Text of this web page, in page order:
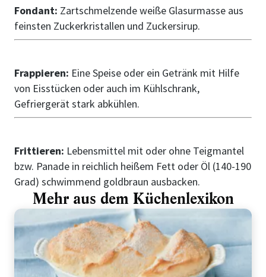
Fondant: Zartschmelzende weiße Glasurmasse aus
feinsten Zuckerkristallen und Zuckersirup.
Frappieren: Eine Speise oder ein Getränk mit Hilfe
von Eisstücken oder auch im Kühlschrank,
Gefriergerät stark abkühlen.
Frittieren: Lebensmittel mit oder ohne Teigmantel
bzw. Panade in reichlich heißem Fett oder Öl (140-190
Grad) schwimmend goldbraun ausbacken.
Mehr aus dem Küchenlexikon